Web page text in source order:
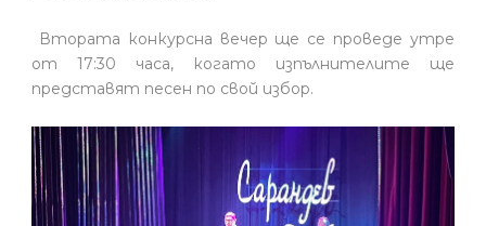
Втората конкурсна вечер ще се проведе утре
от 17:30 часа, когато изпълнителите ще
представят песен по свой избор.